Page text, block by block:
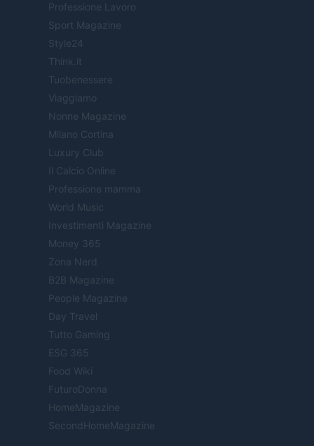
Professione Lavoro
Sport Magazine
Style24
Think.it
Tuobenessere
Viaggiamo
Nonne Magazine
Milano Cortina
Luxury Club
Il Calcio Online
Professione mamma
World Music
Investimenti Magazine
Money 365
Zona Nerd
B2B Magazine
People Magazine
Day Travel
Tutto Gaming
ESG 365
Food Wiki
FuturoDonna
HomeMagazine
SecondHomeMagazine